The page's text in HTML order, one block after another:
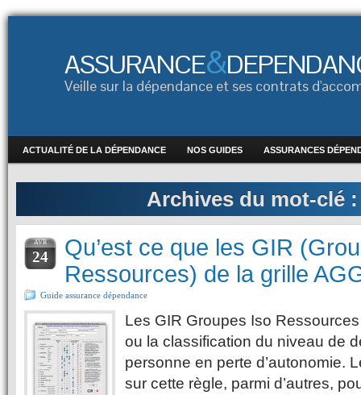
ASSURANCE&
Veille sur la dépendance et ses contrats
ACTUALITÉ DE LA DÉPENDANCE NOS GUIDES ASSURANCES
Archives du mot-clé
AVR
24
Qu’est ce que les GIR
Ressources) de la grille
Guide assurance dépendance
Les GIR Groupes Iso
ou la classification du niveau de
personne en perte d’autonomie.
sur cette règle, parmi d’autres,